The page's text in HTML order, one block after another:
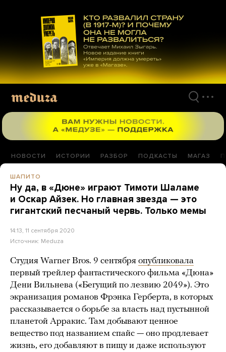
материалам
НОВОСТИ ИСТОРИИ РАЗБОР ПОДКАСТЫ МАГАЗ
ШАПИТО
Ну да, в «Дюне» играют Тимоти Шаламе
и Оскар Айзек. Но главная звезда — это
гигантский песчаный червь. Только мемы
14:13, 11 сентября 2020
Источник: Meduza
Студия Warner Bros. 9 сентября опубликовала
первый трейлер фантастического фильма «Дюна»
Дени Вильнева («Бегущий по лезвию 2049»). Это
экранизация романов Фрэнка Герберта, в которых
рассказывается о борьбе за власть над пустынной
планетой Арракис. Там добывают ценное
вещество под названием спайс — оно продлевает
жизнь, его добавляют в пищу и даже используют